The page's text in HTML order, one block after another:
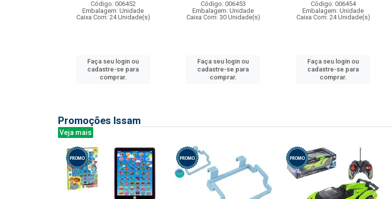
Código: 006452
Embalagem: Unidade
Caixa Com: 24 Unidade(s)
Faça seu login ou
cadastre-se para
comprar.
Código: 006453
Embalagem: Unidade
Caixa Com: 30 Unidade(s)
Faça seu login ou
cadastre-se para
comprar.
Código: 006454
Embalagem: Unidade
Caixa Com: 24 Unidade(s)
Faça seu login ou
cadastre-se para
comprar.
Promoções Issam
Veja mais